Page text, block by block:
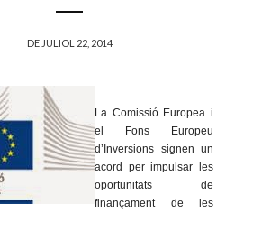
DE JULIOL 22, 2014
La Comissió Europea i
el Fons Europeu
d’Inversions signen un
acord per impulsar les
oportunitats de
finançament de les